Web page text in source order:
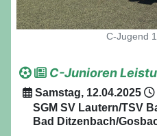
C-Jugend
C-Junioren
Samstag, 12.04.2025
SGM SV Lautern/TSV
Bad Ditzenbach/